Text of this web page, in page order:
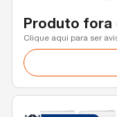
Produto fora
Clique aqui para ser